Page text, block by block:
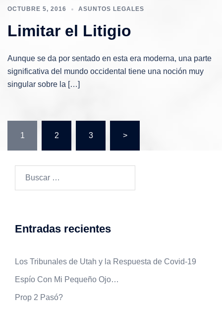
OCTUBRE 5, 2016 ASUNTOS LEGALES
Limitar el Litigio
Aunque se da por sentado en esta era moderna, una parte
significativa del mundo occidental tiene una noción muy
singular sobre la […]
entradas
1 2 3 >
Entradas recientes
Los Tribunales de Utah y la Respuesta de Covid-19
Espío Con Mi Pequeño Ojo…
Prop 2 Pasó?